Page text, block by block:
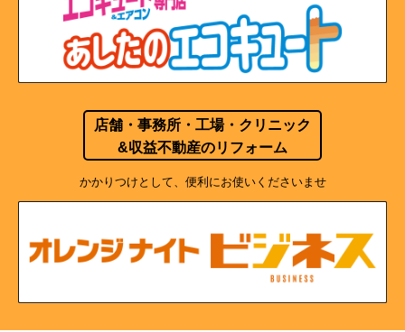
店舗・事務所・工場・クリニック
&収益不動産のリフォーム
かかりつけとして、便利にお使いくださいませ